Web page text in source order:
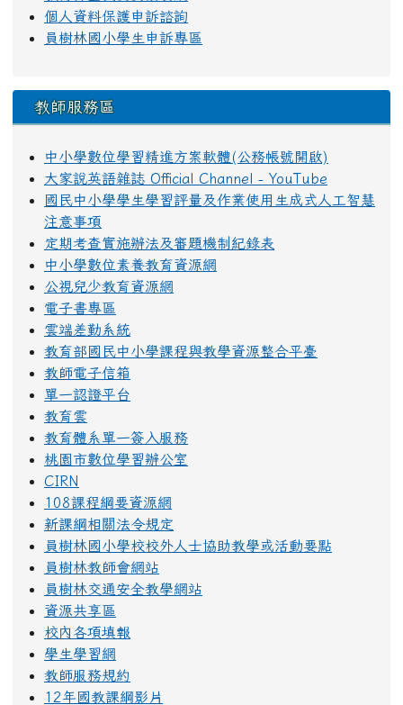
個人資料保護申訴諮詢
員樹林國小學生申訴專區
教師服務區
中小學數位學習精進方案軟體(公務帳號開啟)
大家說英語雜誌 Official Channel - YouTube
國民中小學學生學習評量及作業使用生成式人工智慧
注意事項
定期考查實施辦法及審題機制紀錄表
中小學數位素養教育資源網
公視兒少教育資源網
電子書專區
雲端差勤系統
教育部國民中小學課程與教學資源整合平臺
教師電子信箱
單一認證平台
教育雲
教育體系單一簽入服務
桃園市數位學習辦公室
CIRN
108課程綱要資源網
新課綱相關法令規定
員樹林國小學校校外人士協助教學或活動要點
員樹林教師會網站
員樹林交通安全教學網站
資源共享區
校內各項填報
學生學習網
教師服務規約
12年國教課綱影片